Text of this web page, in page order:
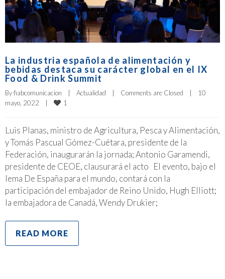
La industria española de alimentación y
bebidas destaca su carácter global en el IX
Food & Drink Summit
By fiabcomunicacion Actualidad Comments are Closed
10
mayo, 2022
1
Luis Planas, ministro de Agricultura, Pesca y Alimentación,
y Tomás Pascual Gómez-Cuétara, presidente de la
Federación, inaugurarán la jornada; Antonio Garamendi,
presidente de CEOE, clausurará el acto El evento, bajo el
lema De España para el mundo, contará con la
participación del embajador de Reino Unido, Hugh Elliott;
la embajadora de Canadá, Wendy Drukier;
READ MORE